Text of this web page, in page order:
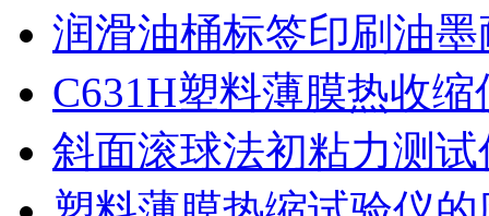
润滑油桶标签印刷油
C631H塑料薄膜热收
斜面滚球法初粘力测